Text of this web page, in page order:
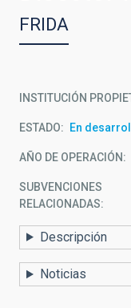
FRIDA
INSTITUCIÓN
ESTADO En
AÑO DE OPERACIÓN
SUBVENCIONES
RELACIONADAS:
Descripción
Noticias